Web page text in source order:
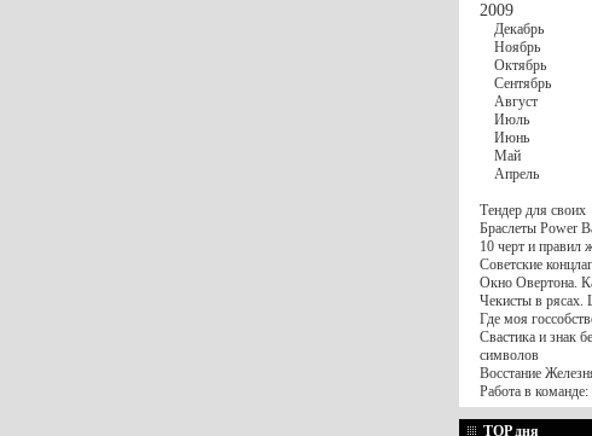
2009
Декабрь
Ноябрь
Октябрь
Сентябрь
Август
Июль
Июнь
Май
Апрель
Тендер для своих
Браслеты Power
10 черт и правил
Советские
Окно Овертона.
Чекисты в рясах.
Где моя
Свастика и знак
символов
Восстание
Работа в
TOP дня